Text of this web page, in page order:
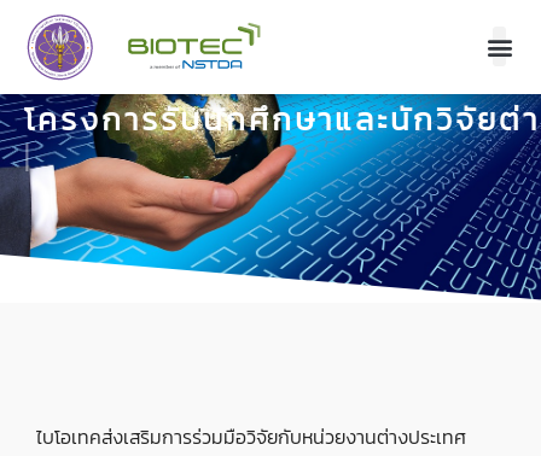
BIOTEC
โครงการรับนักศึกษาและนักวิจัยต่
|
ไบโอเทคส่งเสริมการร่วมมือวิจัยกับหน่วยงานต่างประเทศ